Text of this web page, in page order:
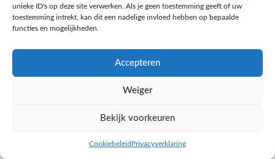
unieke ID's op deze site verwerken. Als je geen toestemming geeft of uw
toestemming intrekt, kan dit een nadelige invloed hebben op bepaalde
functies en mogelijkheden.
Accepteren
Weiger
Bekijk voorkeuren
Cookiebeleid Privacyverklaring
NAAR AH